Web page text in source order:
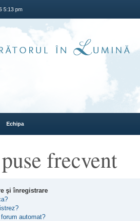
5:13 pm
Echipa
frecvent
şi înregistrare
automat?